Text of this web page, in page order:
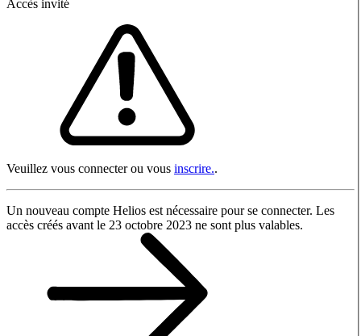
Accès invité
Veuillez vous connecter ou vous inscrire..
Un nouveau compte Helios est nécessaire pour se connecter. Les
accès créés avant le 23 octobre 2023 ne sont plus valables.